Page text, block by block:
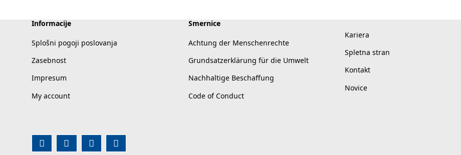
Informacije
Splošni pogoji poslovanja
Zasebnost
Impresum
My account
Smernice
Achtung der Menschenrechte
Grundsatzerklärung für die Umwelt
Nachhaltige Beschaffung
Code of Conduct
Kariera
Spletna stran
Kontakt
Novice